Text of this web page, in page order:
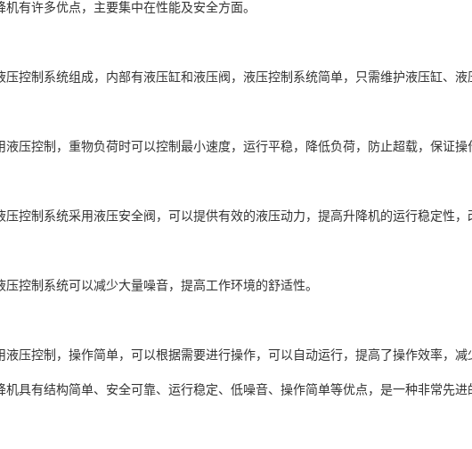
有许多优点，主要集中在性能及安全方面。
制系统组成，内部有液压缸和液压阀，液压控制系统简单，只需维护液压缸、液
控制，重物负荷时可以控制最小速度，运行平稳，降低负荷，防止超载，保证操
制系统采用液压安全阀，可以提供有效的液压动力，提高升降机的运行稳定性，
制系统可以减少大量噪音，提高工作环境的舒适性。
控制，操作简单，可以根据需要进行操作，可以自动运行，提高了操作效率，减
有结构简单、安全可靠、运行稳定、低噪音、操作简单等优点，是一种非常先进